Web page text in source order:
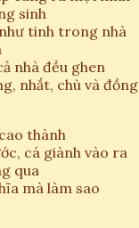
sinh
tinh trong nhà
nhà đều ghen
nhắt, chù và đồng
thành
cá giành vào ra
qua
mà làm sao